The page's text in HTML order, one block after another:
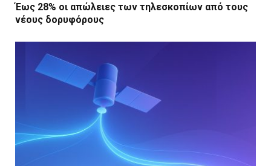
Έως 28% οι απώλειες των τηλεσκοπίων από τους
νέους δορυφόρους